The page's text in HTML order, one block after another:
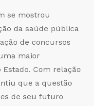
se mostrou
da saúde pública
de concursos
maior
Com relação
que a questão
de seu futuro